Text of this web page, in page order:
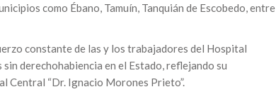
como Ébano, Tamuín, Tanquián de Escobedo, entre
constante de las y los trabajadores del Hospital
derechohabiencia en el Estado, reflejando su
Central “Dr. Ignacio Morones Prieto”.